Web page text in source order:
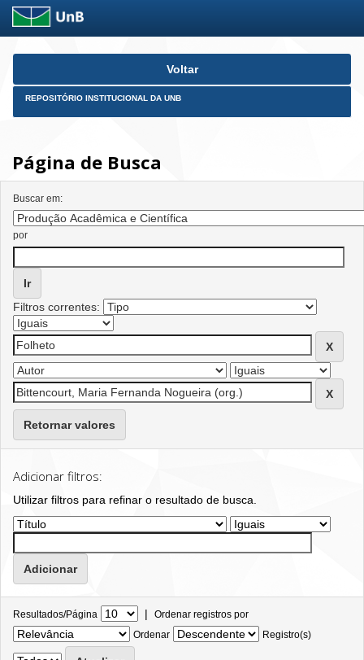
Skip
Voltar
REPOSITÓRIO INSTITUCIONAL DA UNB
Página de Busca
Buscar em:
por
Filtros correntes:
Retornar valores
Adicionar filtros:
Utilizar filtros para refinar o resultado de busca.
Resultados/Página | Ordenar registros por
Ordenar
Registro(s)